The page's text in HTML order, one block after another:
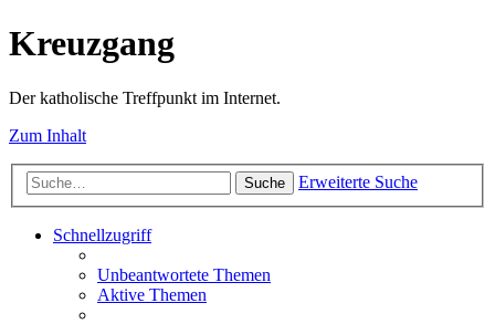
Kreuzgang
Der katholische Treffpunkt im Internet.
Zum Inhalt
Suche Erweiterte Suche
Schnellzugriff
Unbeantwortete Themen
Aktive Themen